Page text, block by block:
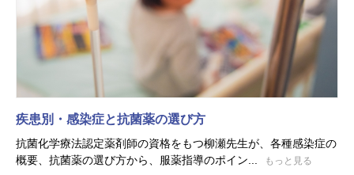
疾患別・感染症と抗菌薬の選び方
抗菌化学療法認定薬剤師の資格をもつ柳瀬先生が、各種感染症の
概要、抗菌薬の選び方から、服薬指導のポイン...
もっと見る